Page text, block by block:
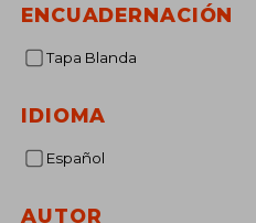
ENCUADERNACIÓN
Tapa Blanda
IDIOMA
Español
AUTOR